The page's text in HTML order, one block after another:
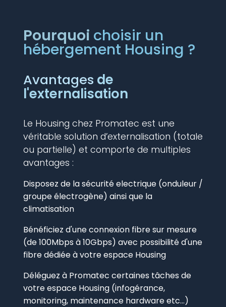
Pourquoi choisir un
hébergement Housing ?
Avantages de
l'externalisation
Le Housing chez Promatec est une
véritable solution d’externalisation (totale
ou partielle) et comporte de multiples
avantages :
Disposez de la sécurité electrique (onduleur /
groupe électrogène) ainsi que la
climatisation
Bénéficiez d'une connexion fibre sur mesure
(de 100Mbps à 10Gbps) avec possibilité d'une
fibre dédiée à votre espace Housing
Déléguez à Promatec certaines tâches de
votre espace Housing (infogérance,
monitoring, maintenance hardware etc...)